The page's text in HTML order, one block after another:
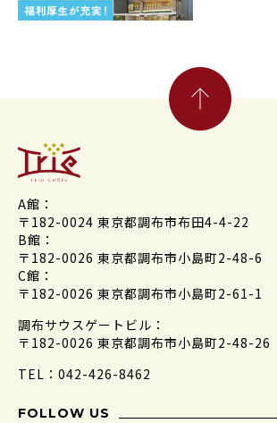
A館：
〒182-0024 東京都調布市布田4-4-22
B館：
〒182-0026 東京都調布市小島町2-48-6
C館：
〒182-0026 東京都調布市小島町2-61-1
調布サウスゲートビル：
〒182-0026 東京都調布市小島町2-48-26
TEL：042-426-8462
FOLLOW US